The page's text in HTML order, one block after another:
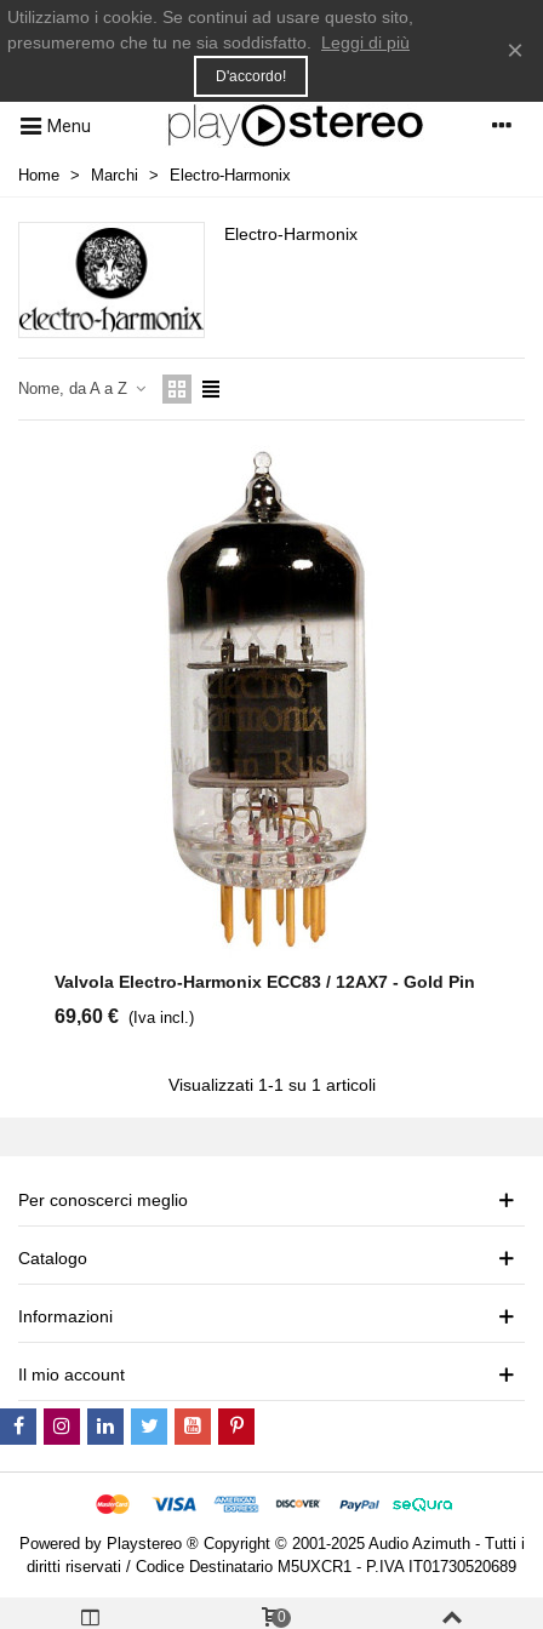
Utilizziamo i cookie. Se continui ad usare questo sito,
presumeremo che tu ne sia soddisfatto.
Leggi di più
D'accordo!
×
Menu
Home > Marchi > Electro-Harmonix
Electro-Harmonix
Nome, da A a Z
Valvola Electro-Harmonix ECC83 / 12AX7 - Gold Pin
69,60 € (Iva incl.)
Visualizzati 1-1 su 1 articoli
Per conoscerci meglio
Catalogo
Informazioni
Il mio account
Powered by Playstereo ® Copyright © 2001-2025 Audio Azimuth - Tutti i
diritti riservati / Codice Destinatario M5UXCR1 - P.IVA IT01730520689
0
Iscriviti alla
newsletter di
PlayStereo
Iscriviti ora e ricevi un codice sconto del 5% sul tuo primo acquisto
Oltre 20.000 appassionati di musica e hi-fi si sono già iscritti
Iscriviti
Il tuo indirizzo email sarà utilizzato esclusivamente per inviarti la newsletter di PlayStereo. Potrai disiscriverti in qualsiasi momento con un solo clic all’interno della newsletter.